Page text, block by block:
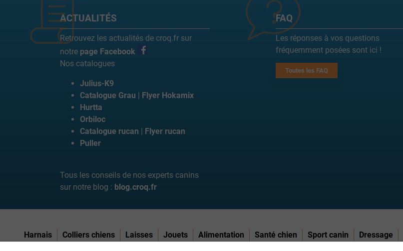
ACTUALITÉS
Retrouvez les actualités de croq.fr sur
notre page Facebook
Nos catalogues
Julius-K9
Catalogue Grau | Flyer Hokamix
Hurtta
Orbiloc
Catalogue rucan | Flyer rucan
Puller
Tous les conseils de nos experts canins
sur notre blog : blog.croq.fr
FAQ
Les réponses à vos questions
fréquemment posées sont ici !
Toutes les FAQ
Harnais Colliers chiens Laisses Jouets Alimentation Santé chien Sport canin Dressage